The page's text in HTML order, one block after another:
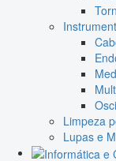
Limpeza
Lupas e